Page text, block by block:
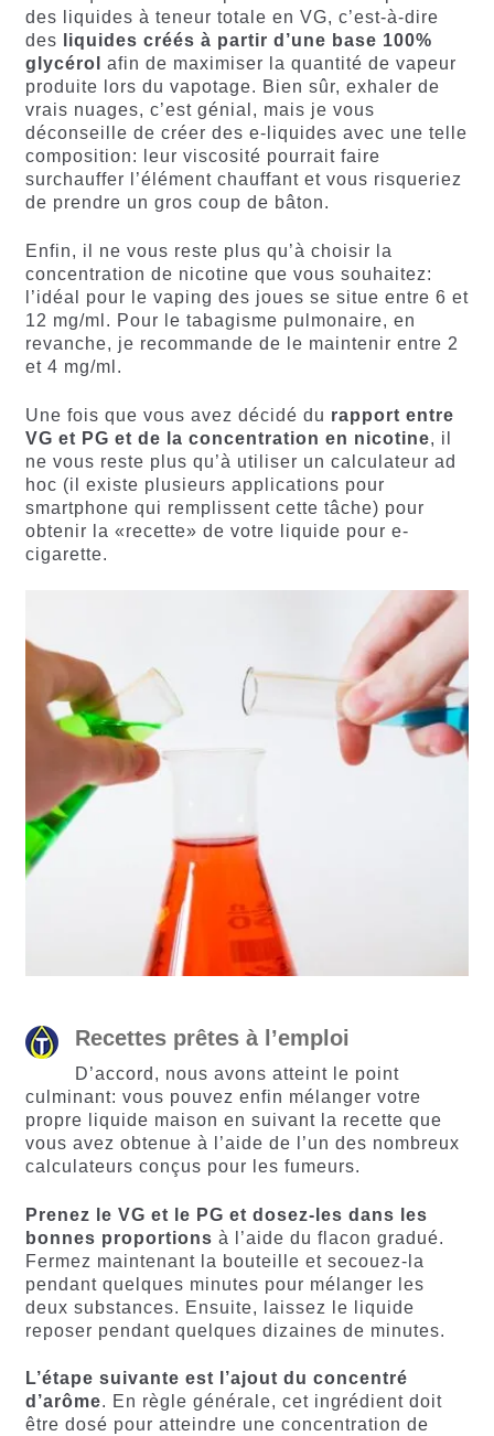
des liquides à teneur totale en VG, c’est-à-dire
des
liquides créés à partir d’une base 100%
glycérol
afin de maximiser la quantité de vapeur
produite lors du vapotage. Bien sûr, exhaler de
vrais nuages, c’est génial, mais je vous
déconseille de créer des e-liquides avec une telle
composition: leur viscosité pourrait faire
surchauffer l’élément chauffant et vous risqueriez
de prendre un gros coup de bâton.
Enfin, il ne vous reste plus qu’à choisir la
concentration de nicotine que vous souhaitez:
l’idéal pour le vaping des joues se situe entre 6 et
12 mg/ml. Pour le tabagisme pulmonaire, en
revanche, je recommande de le maintenir entre 2
et 4 mg/ml.
Une fois que vous avez décidé du rapport entre
VG et PG et de la concentration en nicotine, il
ne vous reste plus qu’à utiliser un calculateur ad
hoc (il existe plusieurs applications pour
smartphone qui remplissent cette tâche) pour
obtenir la «recette» de votre liquide pour e-
cigarette.
Recettes prêtes à l’emploi
D’accord, nous avons atteint le point
culminant: vous pouvez enfin mélanger votre
propre liquide maison en suivant la recette que
vous avez obtenue à l’aide de l’un des nombreux
calculateurs conçus pour les fumeurs.
Prenez le VG et le PG et dosez-les dans les
bonnes proportions à l’aide du flacon gradué.
Fermez maintenant la bouteille et secouez-la
pendant quelques minutes pour mélanger les
deux substances. Ensuite, laissez le liquide
reposer pendant quelques dizaines de minutes.
L’étape suivante est l’ajout du concentré
d’arôme. En règle générale, cet ingrédient doit
être dosé pour atteindre une concentration de